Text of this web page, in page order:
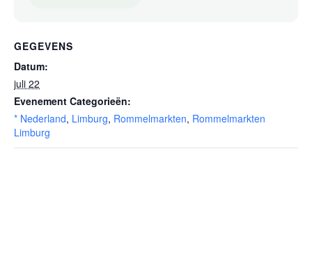
GEGEVENS
Datum:
juli 22
Evenement Categorieën:
* Nederland, Limburg, Rommelmarkten, Rommelmarkten
Limburg